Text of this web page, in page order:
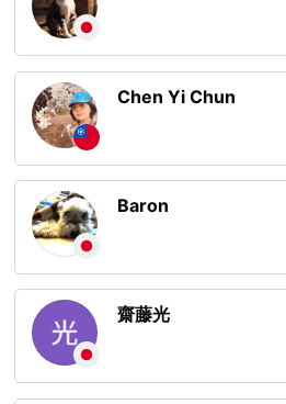
Chen Yi Chun
Baron
齋藤光